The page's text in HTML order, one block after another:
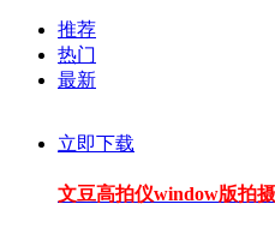
推荐
热门
最新
立即下载
文豆高拍仪window版拍